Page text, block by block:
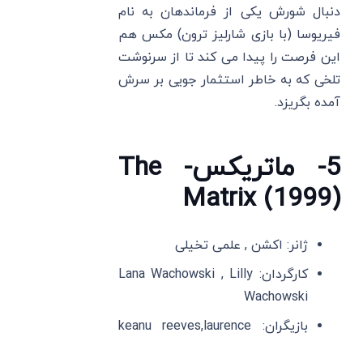
دنبال شورش یکی از فرماندهان به نام
فیریوسا (با بازی شارلیز ترون) مکس هم
این فرصت را پیدا می کند تا از سرنوشت
تلخی که به خاطر استثمار جویی بر سرش
آمده بگریزد.
5- ماتریکس- The
Matrix (1999)
ژانر: اکشن , علمی تخیلی
کارگردان: Lana Wachowski , Lilly
Wachowski
بازیگران: keanu reeves,laurence